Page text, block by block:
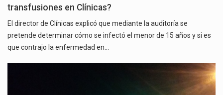
transfusiones en Clínicas?
El director de Clínicas explicó que mediante la auditoría se
pretende determinar cómo se infectó el menor de 15 años y si es
que contrajo la enfermedad en…